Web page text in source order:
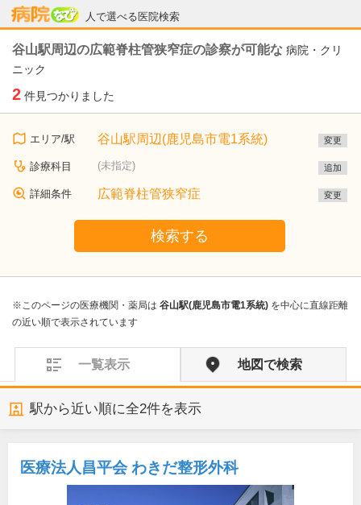
人で選べる医院検索
病院なび
谷山駅周辺の広範脊柱管狭窄症の診察が可能な 病院・クリ
ニック
2 件見つかりました
エリア/駅 谷山駅周辺(鹿児島市電1系統) 変更
診療科目 (未指定) 追加
詳細条件 広範脊柱管狭窄症 変更
検索する
※このページの医療機関・薬局は 谷山駅(鹿児島市電1系統) を中心に直線距離
の近い順で表示されています
一覧表示 地図で検索
駅から近い順に全2件を表示
医療法人昌平会 わきだ整形外科